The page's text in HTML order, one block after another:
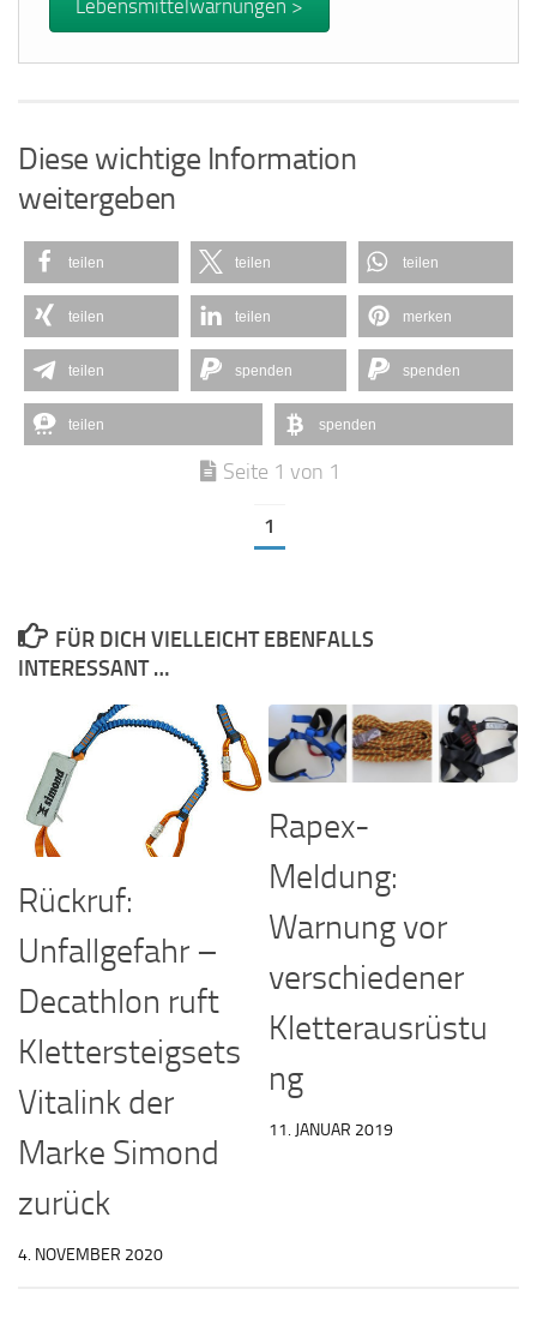
Lebensmittelwarnungen >
Diese wichtige Information
weitergeben
teilen teilen teilen
teilen teilen merken
teilen spenden spenden
teilen spenden
Seite 1 von 1
1
FÜR DICH VIELLEICHT EBENFALLS
INTERESSANT …
Rückruf:
Unfallgefahr –
Decathlon ruft
Klettersteigsets
Vitalink der
Marke Simond
zurück
4. NOVEMBER 2020
Rapex-
Meldung:
Warnung vor
verschiedener
Kletterausrüstu
ng
11. JANUAR 2019